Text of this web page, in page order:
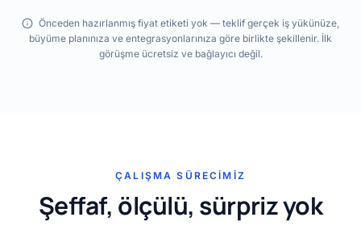
Önceden hazırlanmış fiyat etiketi yok — teklif gerçek iş yükünüze,
büyüme planınıza ve entegrasyonlarınıza göre birlikte şekillenir. İlk
görüşme ücretsiz ve bağlayıcı değil.
ÇALIŞMA SÜRECIMIZ
Şeffaf, ölçülü, sürpriz yok